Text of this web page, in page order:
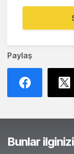
Paylaş
Bunlar